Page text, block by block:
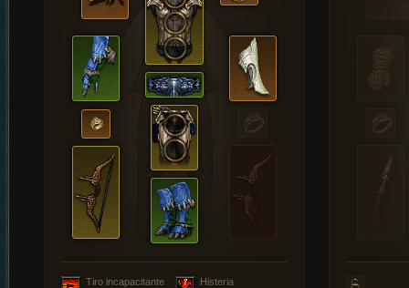
Tiro incapacitante Histeria